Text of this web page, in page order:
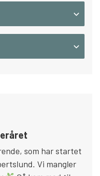
som har startet
Vi mangler